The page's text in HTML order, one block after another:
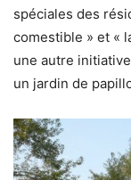
spéciales des
comestible » et «
une autre
un jardin de